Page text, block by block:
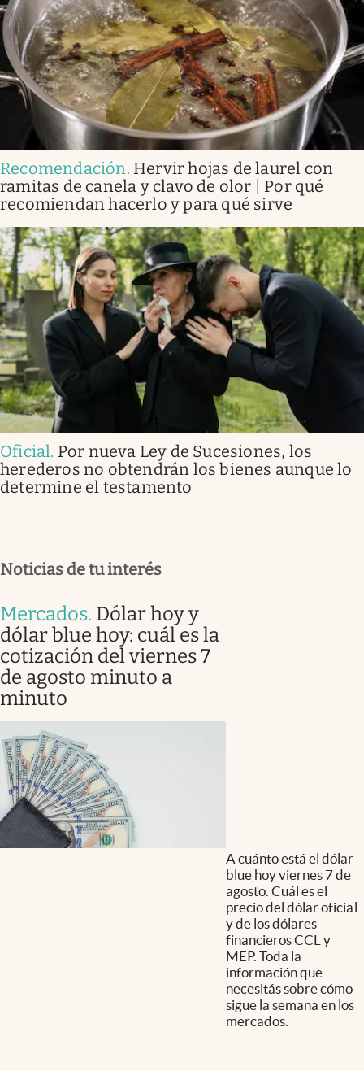
Recomendación. Hervir hojas de laurel con
ramitas de canela y clavo de olor | Por qué
recomiendan hacerlo y para qué sirve
Oficial. Por nueva Ley de Sucesiones, los
herederos no obtendrán los bienes aunque lo
determine el testamento
Noticias de tu interés
Mercados. Dólar hoy y
dólar blue hoy: cuál es la
cotización del viernes 7
de agosto minuto a
minuto
A cuánto está el dólar
blue hoy viernes 7 de
agosto. Cuál es el
precio del dólar oficial
y de los dólares
financieros CCL y
MEP. Toda la
información que
necesitás sobre cómo
sigue la semana en los
mercados.